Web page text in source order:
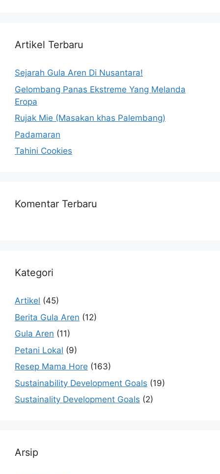
Artikel Terbaru
Sejarah Gula Aren Di Nusantara!
Gelombang Panas Ekstreme Yang Melanda
Eropa
Rujak Mie (Masakan khas Palembang)
Padamaran
Tahini Cookies
Komentar Terbaru
Kategori
Artikel (45)
Berita Gula Aren (12)
Gula Aren (11)
Petani Lokal (9)
Resep Mama Hore (163)
Sustainability Development Goals (19)
Sustainality Development Goals (2)
Arsip